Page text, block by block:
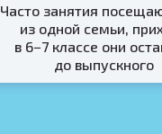
Часто занятия
из одной семьи,
в 6−7 классе они
до выпускного